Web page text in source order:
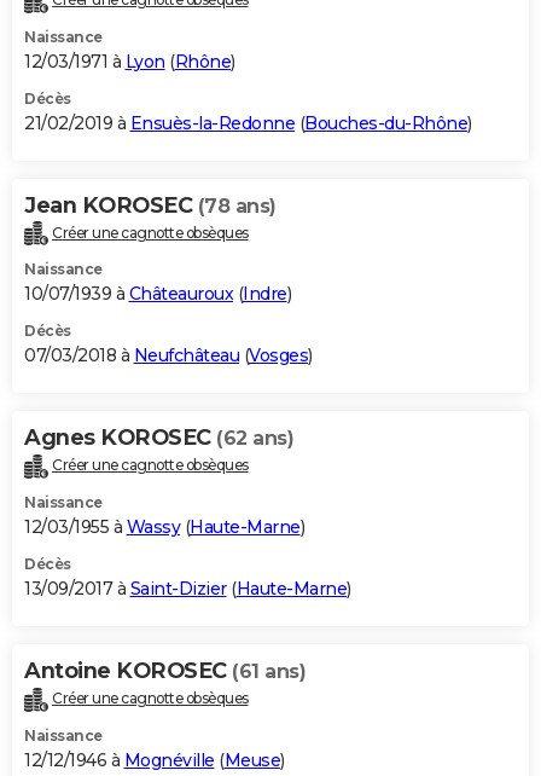
Naissance
12/03/1971 à Lyon (Rhône)
Décès
21/02/2019 à Ensuès-la-Redonne (Bouches-du-Rhône)
Jean KOROSEC (78 ans)
Créer une cagnotte obsèques
Naissance
10/07/1939 à Châteauroux(Indre)
Décès
07/03/2018 à Neufchâteau (Vosges)
Agnes KOROSEC (62 ans)
Créer une cagnotte obsèques
Naissance
12/03/1955 à Wassy(Haute-Marne)
Décès
13/09/2017 à Saint-Dizier(Haute-Marne)
Antoine KOROSEC (61 ans)
Créer une cagnotte obsèques
Naissance
12/12/1946 à Mognéville (Meuse)